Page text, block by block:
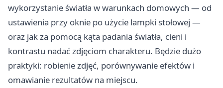
wykorzystanie światła w warunkach domowych — od
ustawienia przy oknie po użycie lampki stołowej —
oraz jak za pomocą kąta padania światła, cieni i
kontrastu nadać zdjęciom charakteru. Będzie dużo
praktyki: robienie zdjęć, porównywanie efektów i
omawianie rezultatów na miejscu.